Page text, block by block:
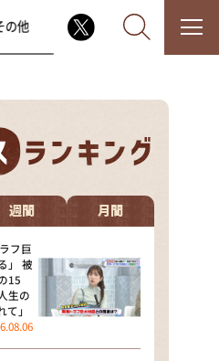
村の過ぎるTV
んですけど・・・
トークバラエティ！
のいたって真剣です
トスクープ
の他
週間 月間
フ巨
」 被
15
生の
」